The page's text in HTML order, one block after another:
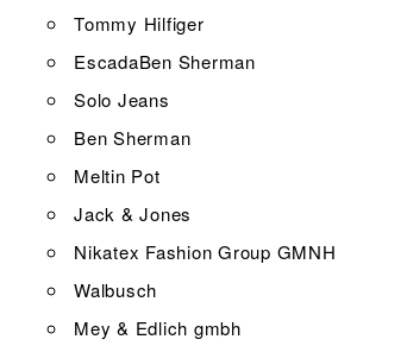
Tommy Hilfiger
EscadaBen Sherman
Solo Jeans
Ben Sherman
Meltin Pot
Jack & Jones
Nikatex Fashion Group GMNH
Walbusch
Mey & Edlich gmbh